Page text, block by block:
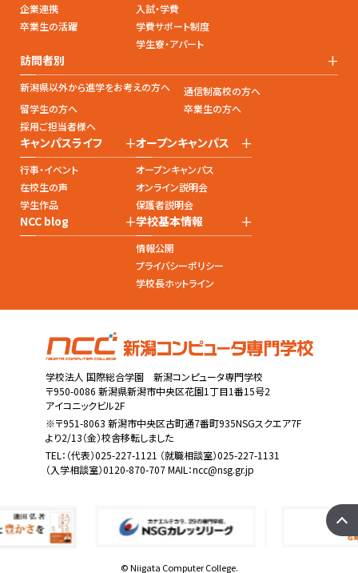
企業連携
卒業生の活躍
入試・学費
学費サポート制度
学生寮・アパート
訪問者別 +
新潟県以外から進学をお考えの方へ
通信制高校の方へ
留学生の方へ
卒業生の方へ
採用ご担当者様へ
キャンパスライフ +
行事・イベント
在校生の声
学生作品
オープンキャンパス +
オープンキャンパス
オンライン説明会
保護者説明会
NCC blog +学校基本情報 +
情報公開
プライバシーポリシー
学校長ホットライン
学校法人 国際総合学園 新潟コンピュータ専門学校
〒950-0086 新潟県新潟市中央区花園1丁目1番15号2
アイコニックビル2F
※〒951-8063 新潟市中央区古町通7番町935NSGスクエア7F
より2/13（金）校舎移転しました
TEL： （代表）025-227-1121 （就職相談室）025-227-1131
（入学相談室）0120-870-707 MAIL：ncc@nsg.gr.jp
© Niigata Computer College.